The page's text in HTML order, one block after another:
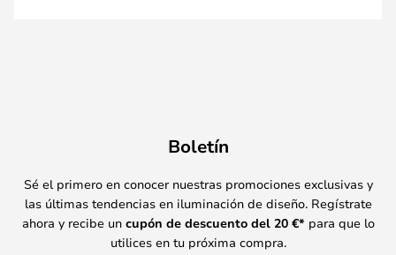
Boletín
Sé el primero en conocer nuestras promociones exclusivas y
las últimas tendencias en iluminación de diseño. Regístrate
ahora y recibe un cupón de descuento del 20 €* para que lo
utilices en tu próxima compra.